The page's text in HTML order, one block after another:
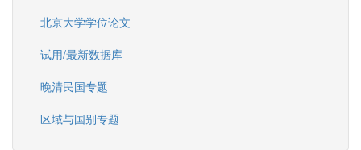
北京大学学位论文
试用/最新数据库
晚清民国专题
区域与国别专题